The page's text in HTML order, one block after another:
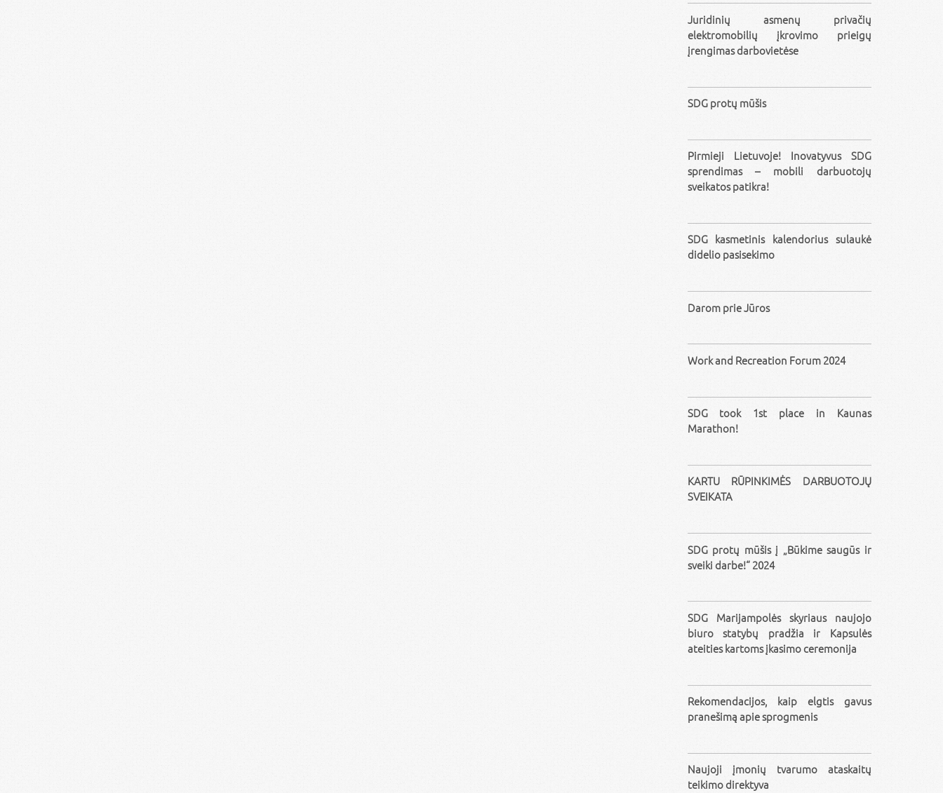
Juridinių asmenų privačių
elektromobilių įkrovimo prieigų
įrengimas darbovietėse
SDG protų mūšis
Pirmieji Lietuvoje! Inovatyvus SDG
sprendimas – mobili darbuotojų
sveikatos patikra!
SDG kasmetinis kalendorius sulaukė
didelio pasisekimo
Darom prie Jūros
Work and Recreation Forum 2024
SDG took 1st place in Kaunas
Marathon!
KARTU RŪPINKIMĖS DARBUOTOJŲ
SVEIKATA
SDG protų mūšis į „Būkime saugūs ir
sveiki darbe!“ 2024
SDG Marijampolės skyriaus naujojo
biuro statybų pradžia ir Kapsulės
ateities kartoms įkasimo ceremonija
Rekomendacijos, kaip elgtis gavus
pranešimą apie sprogmenis
Naujoji įmonių tvarumo ataskaitų
teikimo direktyva